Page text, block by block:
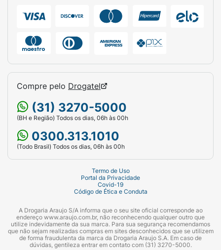
Compre pelo Drogatel
(31) 3270-5000
(BH e Região) Todos os dias, 06h às 00h
0300.313.1010
(Todo Brasil) Todos os dias, 06h às 00h
Termo de Uso
Portal da Privacidade
Covid-19
Código de Ética e Conduta
A Drogaria Araujo S/A informa que o seu site oficial corresponde ao
endereço www.araujo.com.br, não reconhecendo qualquer outro que
utilize indevidamente da sua marca. Para sua segurança recomendamos
que não sejam realizadas compras em sites desconhecidos que se utilizem
de forma fraudulenta da marca da Drogaria Araujo S.A. Em caso de
dúvidas, gentileza entrar em contato com (31) 3270-5000.